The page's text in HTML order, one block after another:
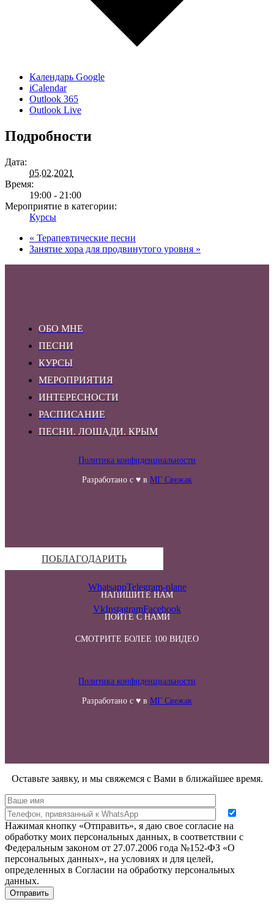
Календарь Google
iCalendar
Outlook 365
Outlook Live
Подробности
Дата:
05.02.2021
Время:
19:00 - 21:00
Мероприятие в категории:
Курсы
« Терапевтические песни
Занятие хора для продвинутого уровня »
ОБО МНЕ
ПЕСНИ
КУРСЫ
МЕРОПРИЯТИЯ
ИНТЕРЕСНОСТИ
РАСПИСАНИЕ
ПЕСНИ. ЛОШАДИ. КРЫМ
Политика конфиденциальности
Разработано с ♥ в МГ Свежак
ПОБЛАГОДАРИТЬ
НАПИШИТЕ НАМ
WhatsappTelegram-plane
ПОЙТЕ С НАМИ
VkInstagramFacebook
СМОТРИТЕ БОЛЕЕ 100 ВИДЕО
Политика конфиденциальности
Разработано с ♥ в МГ Свежак
Оставьте заявку, и мы свяжемся с Вами в ближайшее время.
Нажимая кнопку «Отправить», я даю свое согласие на
обработку моих персональных данных, в соответствии с
Федеральным законом от 27.07.2006 года №152-ФЗ «О
персональных данных», на условиях и для целей,
определенных в Согласии на обработку персональных
данных.